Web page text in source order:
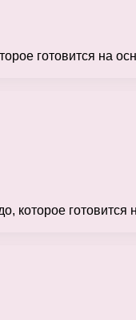
готовится на
готовится